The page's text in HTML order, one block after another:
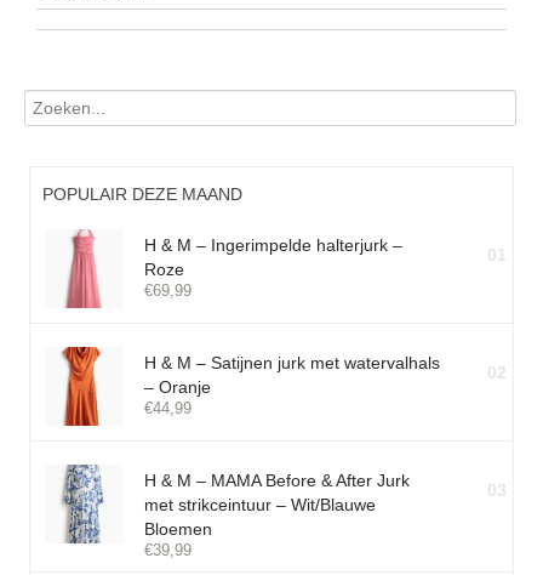
POPULAIR DEZE MAAND
H & M – Ingerimpelde halterjurk –
Roze
€69,99
01
H & M – Satijnen jurk met watervalhals
– Oranje
€44,99
02
H & M – MAMA Before & After Jurk
met strikceintuur – Wit/Blauwe
Bloemen
€39,99
03